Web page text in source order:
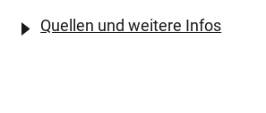
Quellen und weitere Infos